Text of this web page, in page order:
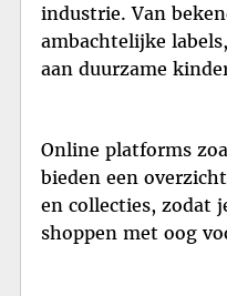
industrie. Van
ambachtelijke
aan duurzame
Online platforms
bieden een
en collecties, zodat
shoppen met oog